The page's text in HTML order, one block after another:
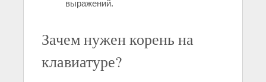
выражений.
Зачем нужен корень на
клавиатуре?